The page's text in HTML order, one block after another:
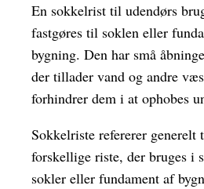
En sokkelrist til udendørs
fastgøres til soklen eller
bygning. Den har små
der tillader vand og andre
forhindrer dem i at ophobes
Sokkelriste refererer
forskellige riste, der bruges i
sokler eller fundament af